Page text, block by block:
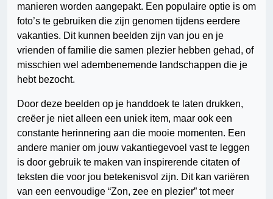
manieren worden aangepakt. Een populaire optie is om
foto’s te gebruiken die zijn genomen tijdens eerdere
vakanties. Dit kunnen beelden zijn van jou en je
vrienden of familie die samen plezier hebben gehad, of
misschien wel adembenemende landschappen die je
hebt bezocht.
Door deze beelden op je handdoek te laten drukken,
creëer je niet alleen een uniek item, maar ook een
constante herinnering aan die mooie momenten. Een
andere manier om jouw vakantiegevoel vast te leggen
is door gebruik te maken van inspirerende citaten of
teksten die voor jou betekenisvol zijn. Dit kan variëren
van een eenvoudige “Zon, zee en plezier” tot meer